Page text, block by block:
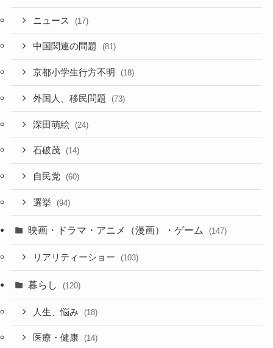
ニュース (17)
中国関連の問題 (81)
京都小学生行方不明 (18)
外国人、移民問題 (73)
深田萌絵 (24)
石破茂 (14)
自民党 (60)
選挙 (94)
映画・ドラマ・アニメ（漫画）・ゲーム (147)
リアリティーショー (103)
暮らし (120)
人生、悩み (18)
医療・健康 (14)